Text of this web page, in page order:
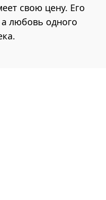
свою цену. Его
любовь одного